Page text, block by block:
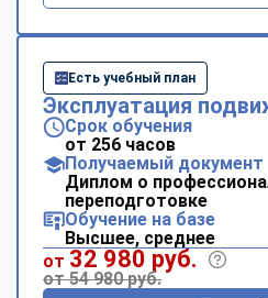
Есть учебный план
Эксплуатация
Срок обучения
от 256 часов
Получаемый документ
Диплом о
переподготовке
Обучение на базе
Высшее, среднее
от 32 980 руб.
от 54 980 руб.